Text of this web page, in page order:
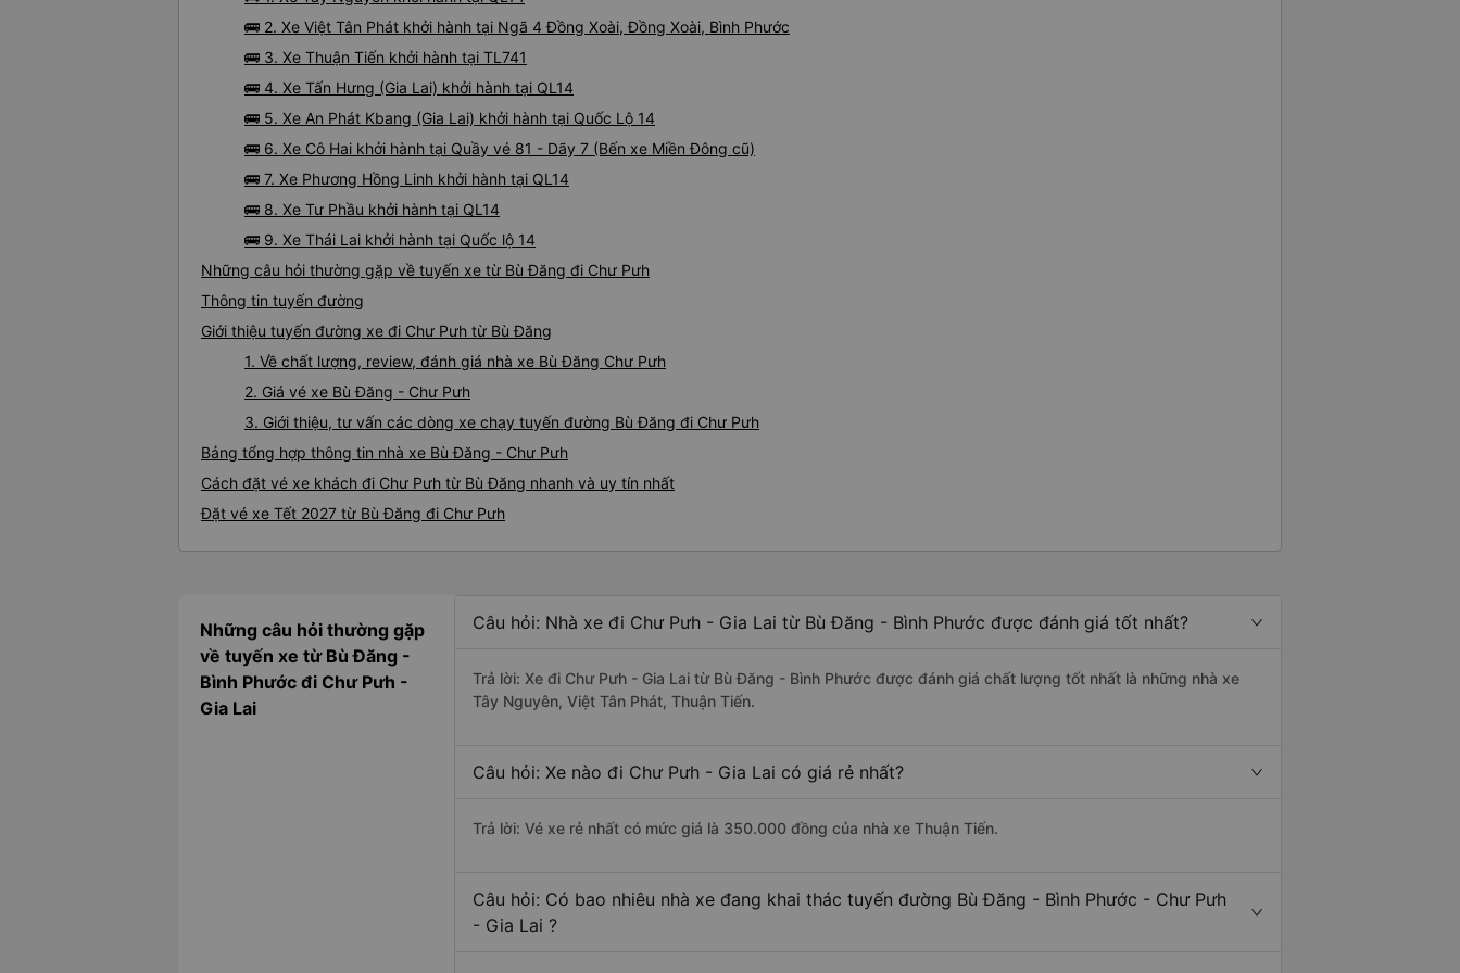
🚌 2. Xe Việt Tân Phát khởi hành tại Ngã 4 Đồng Xoài, Đồng Xoài, Bình Phước
🚌 3. Xe Thuận Tiến khởi hành tại TL741
🚌 4. Xe Tấn Hưng (Gia Lai) khởi hành tại QL14
🚌 5. Xe An Phát Kbang (Gia Lai) khởi hành tại Quốc Lộ 14
🚌 6. Xe Cô Hai khởi hành tại Quầy vé 81 - Dãy 7 (Bến xe Miền Đông cũ)
🚌 7. Xe Phương Hồng Linh khởi hành tại QL14
🚌 8. Xe Tư Phầu khởi hành tại QL14
🚌 9. Xe Thái Lai khởi hành tại Quốc lộ 14
Những câu hỏi thường gặp về tuyến xe từ Bù Đăng đi Chư Pưh
Thông tin tuyến đường
Giới thiệu tuyến đường xe đi Chư Pưh từ Bù Đăng
1. Về chất lượng, review, đánh giá nhà xe Bù Đăng Chư Pưh
2. Giá vé xe Bù Đăng - Chư Pưh
3. Giới thiệu, tư vấn các dòng xe chạy tuyến đường Bù Đăng đi Chư Pưh
Bảng tổng hợp thông tin nhà xe Bù Đăng - Chư Pưh
Cách đặt vé xe khách đi Chư Pưh từ Bù Đăng nhanh và uy tín nhất
Đặt vé xe Tết 2027 từ Bù Đăng đi Chư Pưh
Những câu hỏi thường gặp
về tuyến xe từ Bù Đăng -
Bình Phước đi Chư Pưh -
Gia Lai
Câu hỏi: Nhà xe đi Chư Pưh - Gia Lai từ Bù Đăng - Bình Phước được đánh giá tốt nhất?
Trả lời: Xe đi Chư Pưh - Gia Lai từ Bù Đăng - Bình Phước được đánh giá chất lượng tốt nhất là những nhà xe
Tây Nguyên, Việt Tân Phát, Thuận Tiến.
Câu hỏi: Xe nào đi Chư Pưh - Gia Lai có giá rẻ nhất?
Trả lời: Vé xe rẻ nhất có mức giá là 350.000 đồng của nhà xe Thuận Tiến.
Câu hỏi: Có bao nhiêu nhà xe đang khai thác tuyến đường Bù Đăng - Bình Phước - Chư Pưh
- Gia Lai ?